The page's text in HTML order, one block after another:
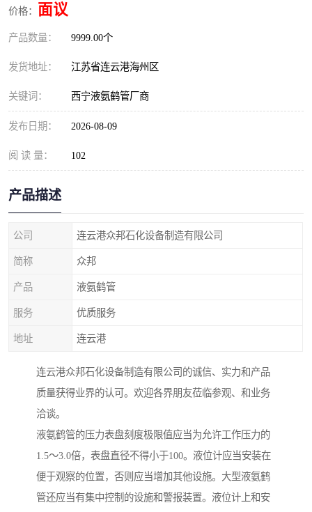
价格： 面议
产品数量： 9999.00个
发货地址： 江苏省连云港海州区
关键词： 西宁液氨鹤管厂商
发布日期： 2026-08-09
阅 读 量： 102
产品描述
公司 连云港众邦石化设备制造有限公司
简称 众邦
产品 液氨鹤管
服务 优质服务
地址 连云港
连云港众邦石化设备制造有限公司的诚信、实力和产品
质量获得业界的认可。欢迎各界朋友莅临参观、和业务
洽谈。
液氨鹤管的压力表盘刻度极限值应当为允许工作压力的
1.5～3.0倍，表盘直径不得小于100。液位计应当安装在
便于观察的位置，否则应当增加其他设施。大型液氨鹤
管还应当有集中控制的设施和警报装置。液位计上和安